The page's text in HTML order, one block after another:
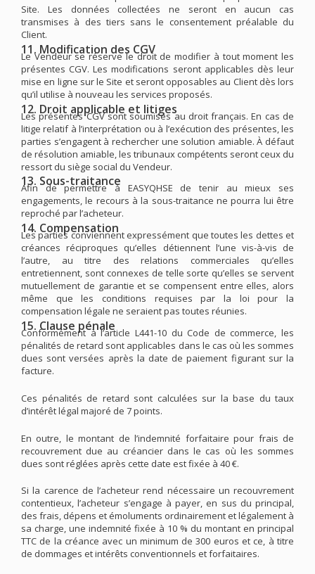
Site. Les données collectées ne seront en aucun cas
transmises à des tiers sans le consentement préalable du
Client.
11. Modification des CGV
Le Vendeur se réserve le droit de modifier à tout moment les
présentes CGV. Les modifications seront applicables dès leur
mise en ligne sur le Site et seront opposables au Client dès lors
qu’il utilise à nouveau les services proposés.
12. Droit applicable et litiges
Les présentes CGV sont soumises au droit français. En cas de
litige relatif à l’interprétation ou à l’exécution des présentes, les
parties s’engagent à rechercher une solution amiable. À défaut
de résolution amiable, les tribunaux compétents seront ceux du
ressort du siège social du Vendeur.
13. Sous-traitance
Afin de permettre à EASYQHSE de tenir au mieux ses
engagements, le recours à la sous-traitance ne pourra lui être
reproché par l’acheteur.
14. Compensation
Les parties conviennent expressément que toutes les dettes et
créances réciproques qu’elles détiennent l’une vis-à-vis de
l’autre, au titre des relations commerciales qu’elles
entretiennent, sont connexes de telle sorte qu’elles se servent
mutuellement de garantie et se compensent entre elles, alors
même que les conditions requises par la loi pour la
compensation légale ne seraient pas toutes réunies.
15. Clause pénale
Conformément à l’article L441-10 du Code de commerce, les
pénalités de retard sont applicables dans le cas où les sommes
dues sont versées après la date de paiement figurant sur la
facture.
Ces pénalités de retard sont calculées sur la base du taux
d’intérêt légal majoré de 7 points.
En outre, le montant de l’indemnité forfaitaire pour frais de
recouvrement due au créancier dans le cas où les sommes
dues sont réglées après cette date est fixée à 40 €.
Si la carence de l’acheteur rend nécessaire un recouvrement
contentieux, l’acheteur s’engage à payer, en sus du principal,
des frais, dépens et émoluments ordinairement et légalement à
sa charge, une indemnité fixée à 10 % du montant en principal
TTC de la créance avec un minimum de 300 euros et ce, à titre
de dommages et intérêts conventionnels et forfaitaires.